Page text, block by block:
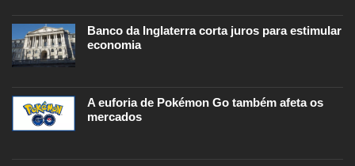
Banco da Inglaterra corta juros para estimular
economia
A euforia de Pokémon Go também afeta os
mercados